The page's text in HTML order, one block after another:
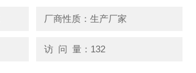
厂商性质：生产厂家
访 问 量：132